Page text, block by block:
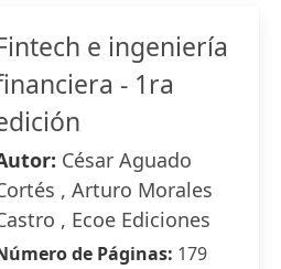
e ingeniería
- 1ra
César Aguado
, Arturo Morales
, Ecoe Ediciones
de Páginas: 179